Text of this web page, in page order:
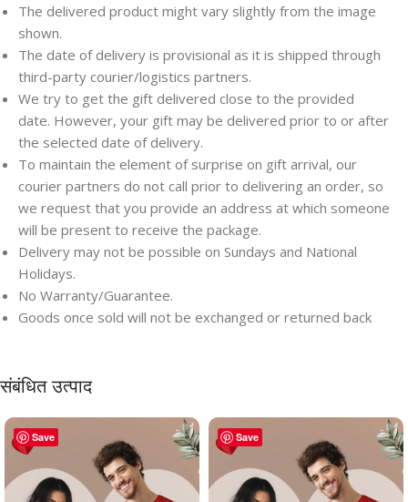
The delivered product might vary slightly from the image
shown.
The date of delivery is provisional as it is shipped through
third-party courier/logistics partners.
We try to get the gift delivered close to the provided
date. However, your gift may be delivered prior to or after
the selected date of delivery.
To maintain the element of surprise on gift arrival, our
courier partners do not call prior to delivering an order, so
we request that you provide an address at which someone
will be present to receive the package.
Delivery may not be possible on Sundays and National
Holidays.
No Warranty/Guarantee.
Goods once sold will not be exchanged or returned back
संबंधित उत्पाद
Save Save